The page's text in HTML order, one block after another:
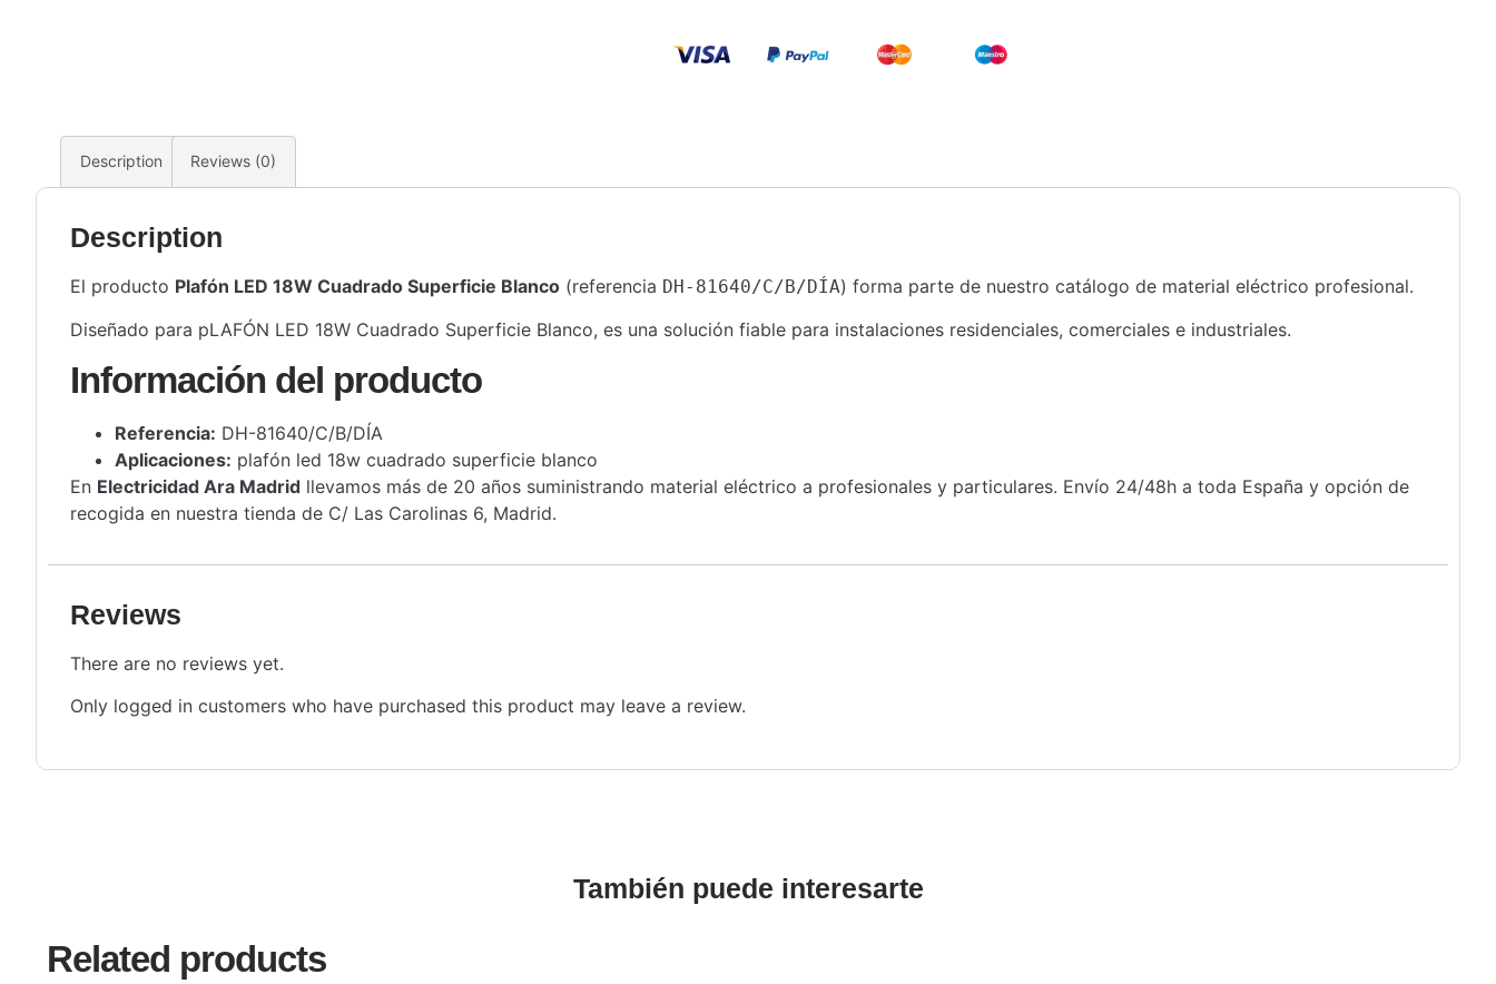
Description Reviews (0)
Description
El producto Plafón LED 18W Cuadrado Superficie Blanco (referencia DH-81640/C/B/DÍA) forma parte de nuestro catálogo de material eléctrico profesional.
Diseñado para pLAFÓN LED 18W Cuadrado Superficie Blanco, es una solución fiable para instalaciones residenciales, comerciales e industriales.
Información del producto
Referencia: DH-81640/C/B/DÍA
Aplicaciones: plafón led 18w cuadrado superficie blanco
En Electricidad Ara Madrid llevamos más de 20 años suministrando material eléctrico a profesionales y particulares. Envío 24/48h a toda España y opción de
recogida en nuestra tienda de C/ Las Carolinas 6, Madrid.
Reviews
There are no reviews yet.
Only logged in customers who have purchased this product may leave a review.
También puede interesarte
Related products